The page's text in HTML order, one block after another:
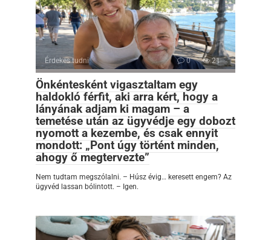
Érdekes tudni 0 21
Önkéntesként vigasztaltam egy
haldokló férfit, aki arra kért, hogy a
lányának adjam ki magam – a
temetése után az ügyvédje egy dobozt
nyomott a kezembe, és csak ennyit
mondott: „Pont úgy történt minden,
ahogy ő megtervezte”
Nem tudtam megszólalni. – Húsz évig… keresett engem? Az
ügyvéd lassan bólintott. – Igen.